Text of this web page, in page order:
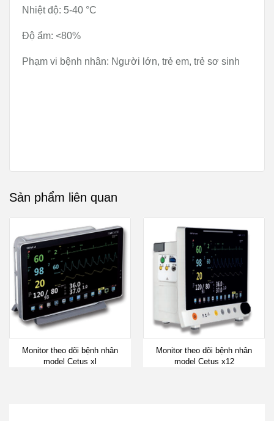
Nhiệt độ: 5-40 °C
Độ ẩm: <80%
Phạm vi bệnh nhân: Người lớn, trẻ em, trẻ sơ sinh
Sản phẩm liên quan
Monitor theo dõi bệnh nhân
model Cetus xl
Monitor theo dõi bệnh nhân
model Cetus x12